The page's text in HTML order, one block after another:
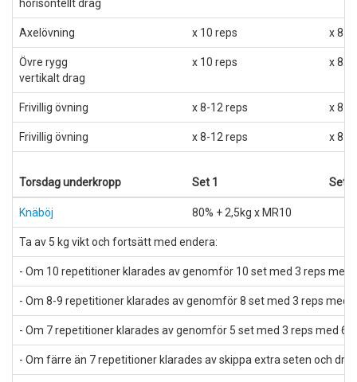
horisontellt drag
Axelövning x 10 reps x 8
Övre rygg
vertikalt drag
x 10 reps x 8
Frivillig övning x 8-12 reps x 8-
Frivillig övning x 8-12 reps x 8-
Torsdag underkropp Set 1 Set 2
Knäböj 80% + 2,5kg x MR10
Ta av 5 kg vikt och fortsätt med endera:
- Om 10 repetitioner klarades av genomför 10 set med 3 reps med
- Om 8-9 repetitioner klarades av genomför 8 set med 3 reps med
- Om 7 repetitioner klarades av genomför 5 set med 3 reps med 60
- Om färre än 7 repetitioner klarades av skippa extra seten och